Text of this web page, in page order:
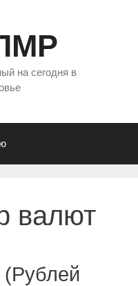
на сегодня в
валют
(Рублей